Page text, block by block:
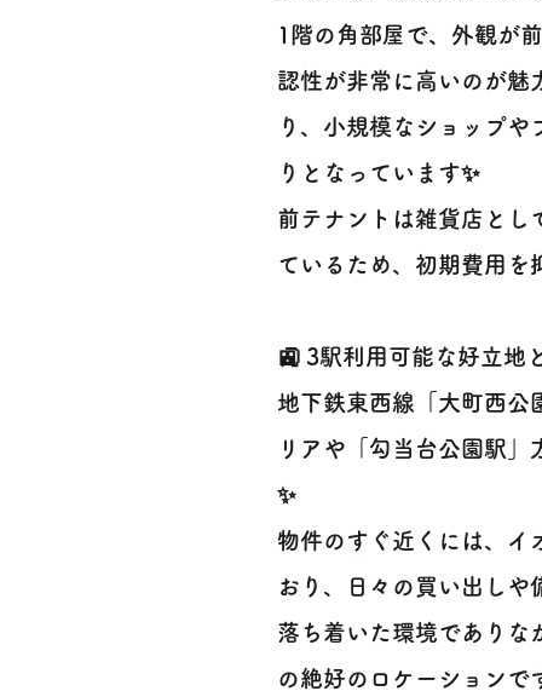
1階の角部屋で、外観が
認性が非常に高いのが魅
り、小規模なショップ
りとなっています✨
前テナントは雑貨店とし
ているため、初期費用を
🚉 3駅利用可能な好立地
地下鉄東西線「大町西公
リアや「勾当台公園駅
✨
物件のすぐ近くには、イ
おり、日々の買い出しや
落ち着いた環境でありな
の絶好のロケーションで